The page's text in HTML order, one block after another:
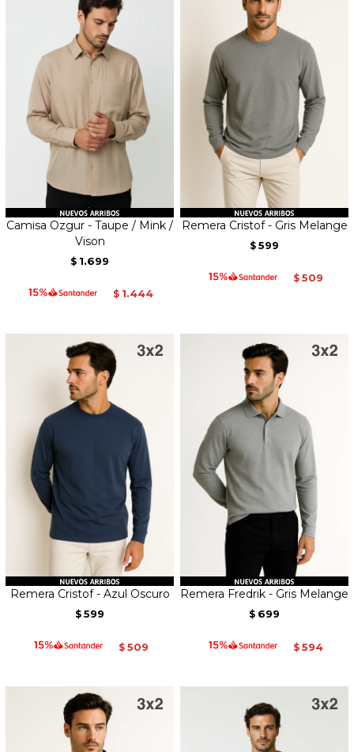
Camisa Ozgur - Taupe / Mink /
Vison
$ 1.699
$ 1.444
Remera Cristof - Gris Melange
$ 599
$ 509
Remera Cristof - Azul Oscuro
$ 599
$ 509
Remera Fredrik - Gris Melange
$ 699
$ 594